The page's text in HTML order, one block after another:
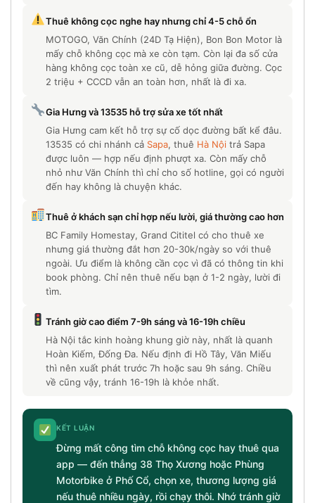
Thuê không cọc nghe hay nhưng chỉ 4-5 chỗ ổn
MOTOGO, Văn Chính (24D Tạ Hiện), Bon Bon Motor là
mấy chỗ không cọc mà xe còn tạm. Còn lại đa số cửa
hàng không cọc toàn xe cũ, dễ hỏng giữa đường. Cọc
2 triệu + CCCD vẫn an toàn hơn, nhất là đi xa.
Gia Hưng và 13535 hỗ trợ sửa xe tốt nhất
Gia Hưng cam kết hỗ trợ sự cố dọc đường bất kể đâu.
13535 có chi nhánh cả Sapa, thuê Hà Nộitrả Sapa
được luôn — hợp nếu định phượt xa. Còn mấy chỗ
nhỏ như Văn Chính thì chỉ cho số hotline, gọi có người
đến hay không là chuyện khác.
Thuê ở khách sạn chỉ hợp nếu lười, giá thường cao hơn
BC Family Homestay, Grand Cititel có cho thuê xe
nhưng giá thường đắt hơn 20-30k/ngày so với thuê
ngoài. Ưu điểm là không cần cọc vì đã có thông tin khi
book phòng. Chỉ nên thuê nếu bạn ở 1-2 ngày, lười đi
tìm.
Tránh giờ cao điểm 7-9h sáng và 16-19h chiều
Hà Nội tắc kinh hoàng khung giờ này, nhất là quanh
Hoàn Kiếm, Đống Đa. Nếu định đi Hồ Tây, Văn Miếu
thì nên xuất phát trước 7h hoặc sau 9h sáng. Chiều
về cũng vậy, tránh 16-19h là khỏe nhất.
KẾT LUẬN
Đừng mất công tìm chỗ không cọc hay thuê qua
app — đến thẳng 38 Thọ Xương hoặc Phùng
Motorbike ở Phố Cổ, chọn xe, thương lượng giá
nếu thuê nhiều ngày, rồi chạy thôi. Nhớ tránh giờ